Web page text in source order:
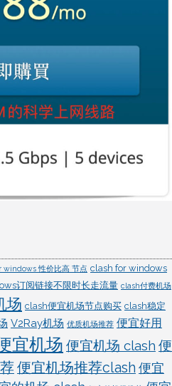
windows 性价比高 节点 clash for windows
订阅链接不限时长走流量 clash付费机场
场 clash便宜机场节点购买 clash稳定
V2Ray机场 优质机场推荐 便宜好用
宜机场 便宜机场 clash 便
便宜机场推荐clash 便宜